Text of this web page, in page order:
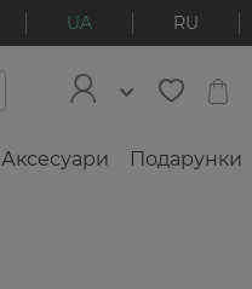
UA RU
Аксесуари Подарунки